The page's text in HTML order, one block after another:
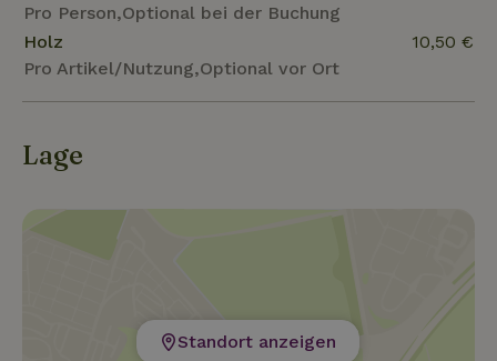
Pro Person,Optional bei der Buchung
Holz
Pro Artikel/Nutzung,Optional vor Ort
10,50 €
Lage
Standort anzeigen